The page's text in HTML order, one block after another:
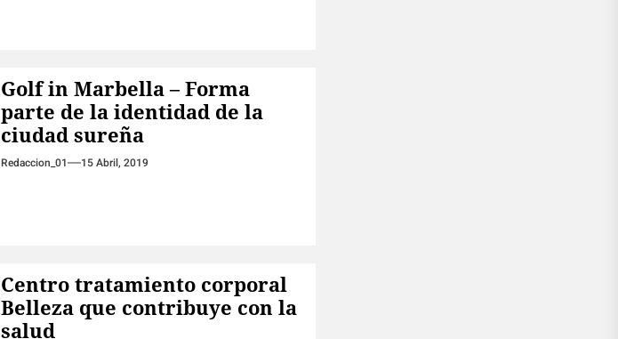
Golf in Marbella – Forma
parte de la identidad de la
ciudad sureña
Redaccion_01 15 Abril, 2019
Centro tratamiento corporal
Belleza que contribuye con la
salud